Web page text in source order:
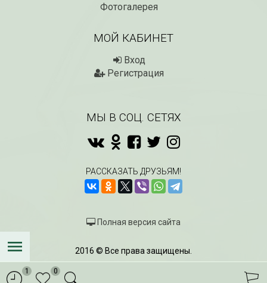
Фотогалерея
МОЙ КАБИНЕТ
Вход
Регистрация
МЫ В СОЦ. СЕТЯХ
РАССКАЗАТЬ ДРУЗЬЯМ!
Полная версия сайта
2016 © Все права защищены.
1 0